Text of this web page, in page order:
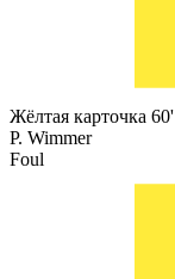
Жёлтая карточка 60'
P. Wimmer
Foul